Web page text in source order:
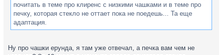
почитать в теме про клиренс с низкими чашками и в теме про
печку, которая стекло не оттает пока не поедешь... Та еще
адаптация.
Ну про чашки ерунда, я там уже отвечал, а печка вам чем не